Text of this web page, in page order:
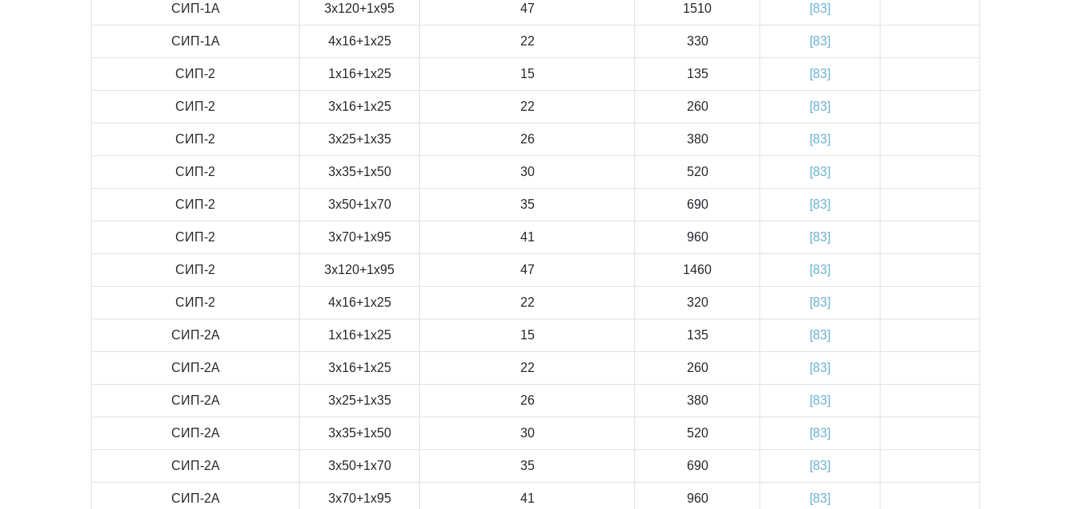
СИП-1А 3x120+1x95 47 1510 [83]
СИП-1А 4x16+1x25 22 330 [83]
СИП-2 1x16+1x25 15 135 [83]
СИП-2 3x16+1x25 22 260 [83]
СИП-2 3x25+1x35 26 380 [83]
СИП-2 3x35+1x50 30 520 [83]
СИП-2 3x50+1x70 35 690 [83]
СИП-2 3x70+1x95 41 960 [83]
СИП-2 3x120+1x95 47 1460 [83]
СИП-2 4x16+1x25 22 320 [83]
СИП-2А 1x16+1x25 15 135 [83]
СИП-2А 3x16+1x25 22 260 [83]
СИП-2А 3x25+1x35 26 380 [83]
СИП-2А 3x35+1x50 30 520 [83]
СИП-2А 3x50+1x70 35 690 [83]
СИП-2А 3x70+1x95 41 960 [83]